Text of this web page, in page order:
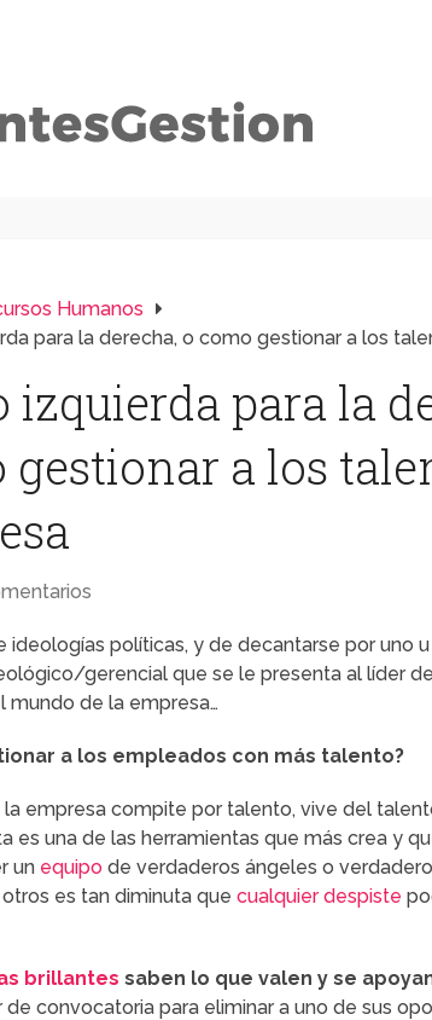
Humanos
para la derecha, o como gestionar a los
izquierda para la
gestionar a los
ideologías políticas, y de decantarse por uno
gerencial que se le presenta al líder
mundo de la empresa…
a los empleados con más talento?
la empresa compite por talento, vive del
es una de las herramientas que más crea y
un equipo de verdaderos ángeles o
es tan diminuta que cualquier despiste
brillantes saben lo que valen y se
de convocatoria para eliminar a uno de sus